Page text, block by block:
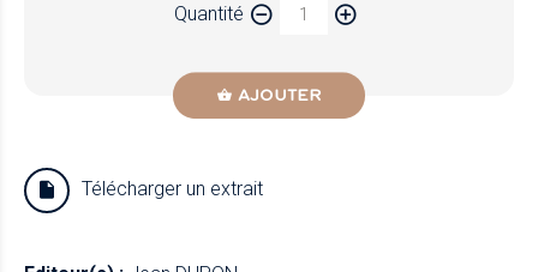
Quantité
AJOUTER
Télécharger un extrait